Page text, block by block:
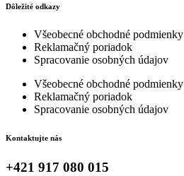
Dôležité odkazy
Všeobecné obchodné podmienky
Reklamačný poriadok
Spracovanie osobných údajov
Všeobecné obchodné podmienky
Reklamačný poriadok
Spracovanie osobných údajov
Kontaktujte nás
+421 917 080 015